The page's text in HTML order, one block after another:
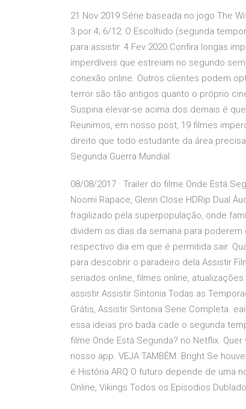
21 Nov 2019 Série baseada no jogo The
3 por 4; 6/12: O Escolhido (segunda
para assistir. 4 Fev 2020 Confira longas
imperdíveis que estreiam no segundo
conexão online. Outros clientes podem
terror são tão antigos quanto o próprio
Suspiria elevar-se acima dos demais é
Reunimos, em nosso post, 19 filmes
direito que todo estudante da área
Segunda Guerra Mundial.
08/08/2017 · Trailer do filme Onde Está
Noomi Rapace, Glenn Close HDRip Dual
fragilizado pela superpopulação, onde
dividem os dias da semana para
respectivo dia em que é permitida sair.
para descobrir o paradeiro dela Assistir
seriados online, filmes online,
assistir Assistir Sintonia Todas as
Grátis, Assistir Sintonia Serie Completa.
essa ideias pro bada cade o segunda
filme Onde Está Segunda? no Netflix.
nosso app. VEJA TAMBÉM. Bright Se
é História ARQ O futuro depende de uma
Online, Vikings Todos os Episodios